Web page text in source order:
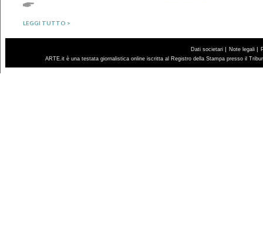
LEGGI TUTTO >
Dati societari | Note legali |
ARTE.it è una testata giornalistica online iscritta al Registro della Stampa presso il